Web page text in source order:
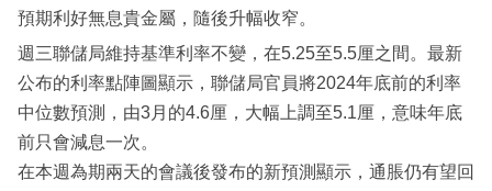
預期利好無息貴金屬，隨後升幅收窄。
週三聯儲局維持基準利率不變，在5.25至5.5厘之間。最新
公布的利率點陣圖顯示，聯儲局官員將2024年底前的利率
中位數預測，由3月的4.6厘，大幅上調至5.1厘，意味年底
前只會減息一次。
在本週為期兩天的會議後發布的新預測顯示，通脹仍有望回